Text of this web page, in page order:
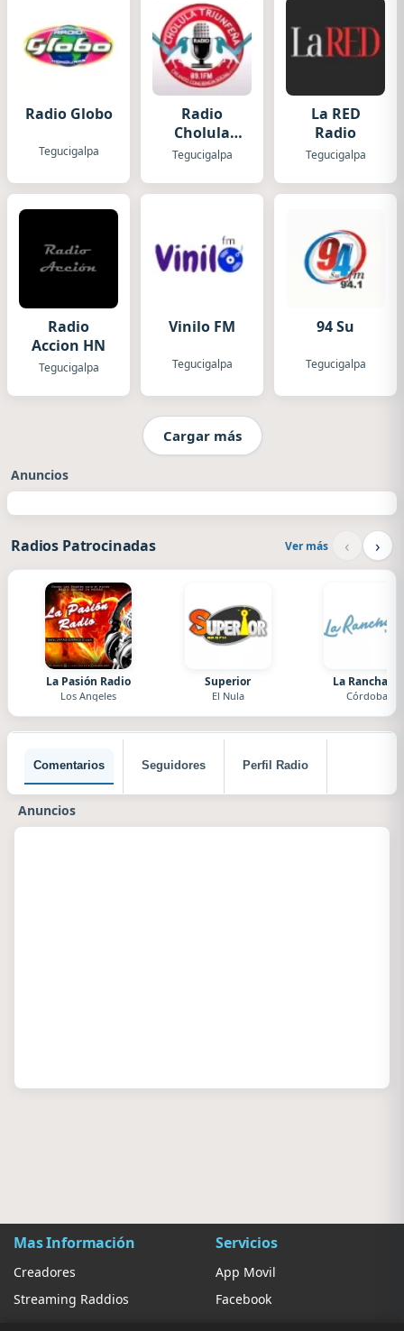
Radio Globo
Tegucigalpa
Radio
Cholula
Triunfeña
Tegucigalpa
La RED
Radio
Tegucigalpa
Radio
Accion HN
Tegucigalpa
Vinilo FM
Tegucigalpa
94 Su
Tegucigalpa
Cargar más
Anuncios
Radios Patrocinadas Ver más ‹ ›
La Pasión Radio
Los Angeles
Superior
El Nula
La Ranchada
Córdoba
Comentarios Seguidores Perfil Radio
Anuncios
Mas Información
Creadores
Streaming Raddios
Servicios
App Movil
Facebook